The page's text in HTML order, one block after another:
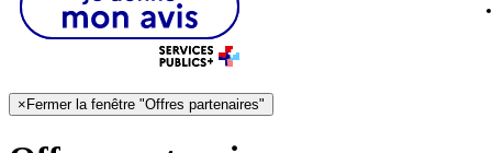
× Fermer la fenêtre "Offres partenaires"